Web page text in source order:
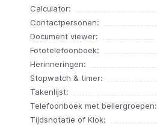
Calculator:
Contactpersonen:
Document viewer:
Fototelefoonboek:
Herinneringen:
Stopwatch & timer:
Takenlijst:
Telefoonboek met bellergroepen:
Tijdsnotatie of Klok: